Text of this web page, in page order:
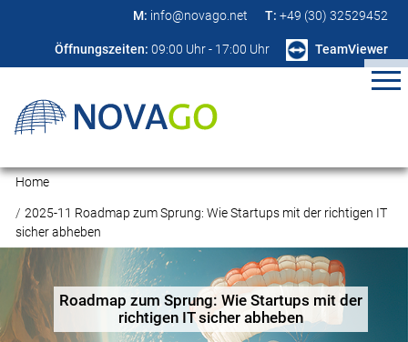
M: info@novago.net T: +49 (30) 32529452
Öffnungszeiten: 09:00 Uhr - 17:00 Uhr TeamViewer
Home
2025-11 Roadmap zum Sprung: Wie Startups mit der richtigen IT
sicher abheben
Roadmap zum Sprung: Wie Startups mit der
richtigen IT sicher abheben